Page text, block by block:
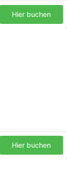
Hier buchen
Hier buchen